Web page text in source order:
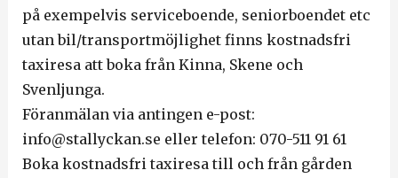
på exempelvis serviceboende, seniorboendet etc
utan bil/transportmöjlighet finns kostnadsfri
taxiresa att boka från Kinna, Skene och
Svenljunga.
Föranmälan via antingen e-post:
info@stallyckan.se eller telefon: 070-511 91 61
Boka kostnadsfri taxiresa till och från gården